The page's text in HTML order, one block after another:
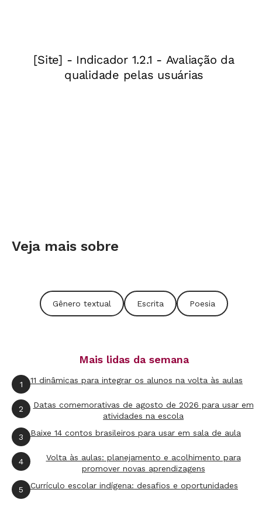
privilegiados. Mas existem, no Brasil, muitas
histórias de pequenos escritores. Aqui, vamos
professora Célia uma grande aliada. "Ela me
dizia que a inspiração vinha a qualquer
mesmo na sala de aula", relembra Célia. Em
certas ocasiões, a menina aparecia com
mais", conta. Célia então passou a enviar ao
jornal local as criações da aluna. "Foram mais
de 50 poemas publicados", diz a professora. Não
demorou para que o talento de Juliana
despertasse a atenção da cidade. Aos nove anos,
foi publicado o livro
Caminhos para o Mundo
título relacionado a temas dos versos como a
natureza, o amor, a amizade e a dor.
Veja mais sobre
Gênero textual Escrita Poesia
Mais lidas da semana
1 11 dinâmicas para integrar os alunos na volta às aulas
2
Datas comemorativas de agosto de 2026 para usar em
atividades na escola
3 Baixe 14 contos brasileiros para usar em sala de aula
4
Volta às aulas: planejamento e acolhimento para
promover novas aprendizagens
5 Currículo escolar indígena: desafios e oportunidades